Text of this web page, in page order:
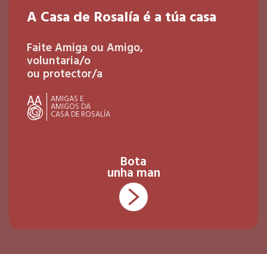
A Casa de Rosalía é a túa casa
Faite Amiga ou Amigo,
voluntaria/o
ou protector/a
AMIGAS E
AMIGOS DA
CASA DE ROSALÍA
Bota
unha man